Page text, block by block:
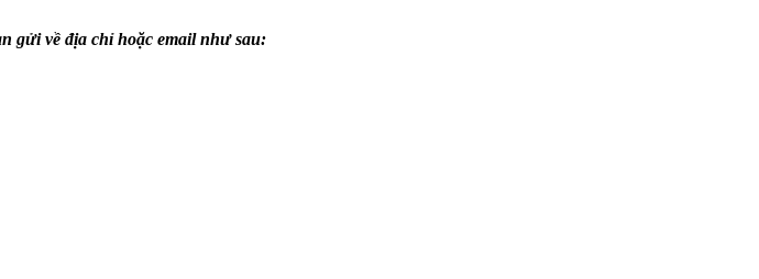
gửi về địa chỉ hoặc email như sau: